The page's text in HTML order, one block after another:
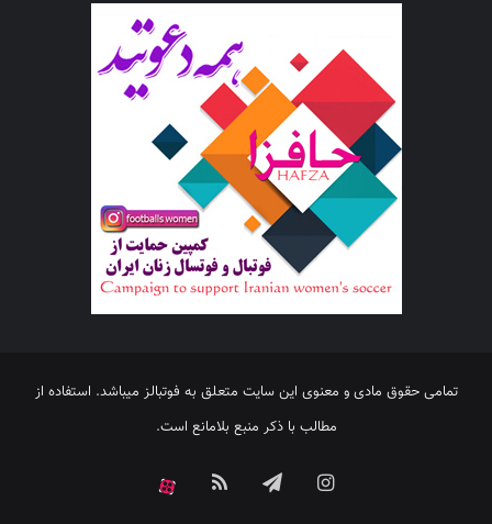
تمامی حقوق مادی و معنوی این سایت متعلق به فوتبالز میباشد. استفاده از
مطالب با ذکر منبع بلامانع است.
اینستاگرامتلگرام خوراک